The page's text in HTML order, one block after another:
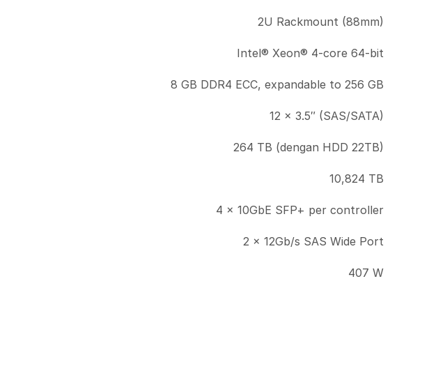
2U Rackmount (88mm)
Intel® Xeon® 4-core 64-bit
8 GB DDR4 ECC, expandable to 256 GB
12 × 3.5″ (SAS/SATA)
264 TB (dengan HDD 22TB)
10,824 TB
4 × 10GbE SFP+ per controller
2 × 12Gb/s SAS Wide Port
407 W